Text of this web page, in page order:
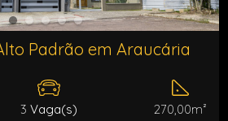
Padrão em Araucária
3 Vaga(s) 270,00m²